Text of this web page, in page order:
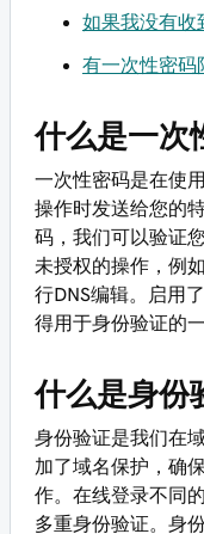
如果我没有收
有一次性密码
什么是一次
一次性密码是在使用
操作时发送给您的
码，我们可以验证
未授权的操作，例
行DNS编辑。启用了
得用于身份验证的
什么是身份
身份验证是我们在
加了域名保护，确
作。在线登录不同
多重身份验证。身